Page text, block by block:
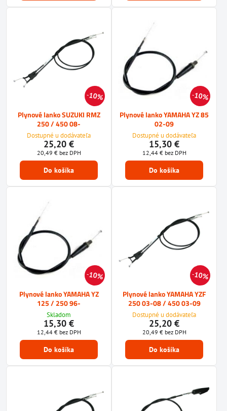
10%
Plynové lanko SUZUKI RMZ
250 / 450 08-
Dostupné u dodávateľa
25,20 €
20,49 € bez DPH
Do košíka
10%
Plynové lanko YAMAHA YZ 85
02-09
Dostupné u dodávateľa
15,30 €
12,44 € bez DPH
Do košíka
10%
Plynové lanko YAMAHA YZ
125 / 250 96-
Skladom
15,30 €
12,44 € bez DPH
Do košíka
10%
Plynové lanko YAMAHA YZF
250 03-08 / 450 03-09
Dostupné u dodávateľa
25,20 €
20,49 € bez DPH
Do košíka